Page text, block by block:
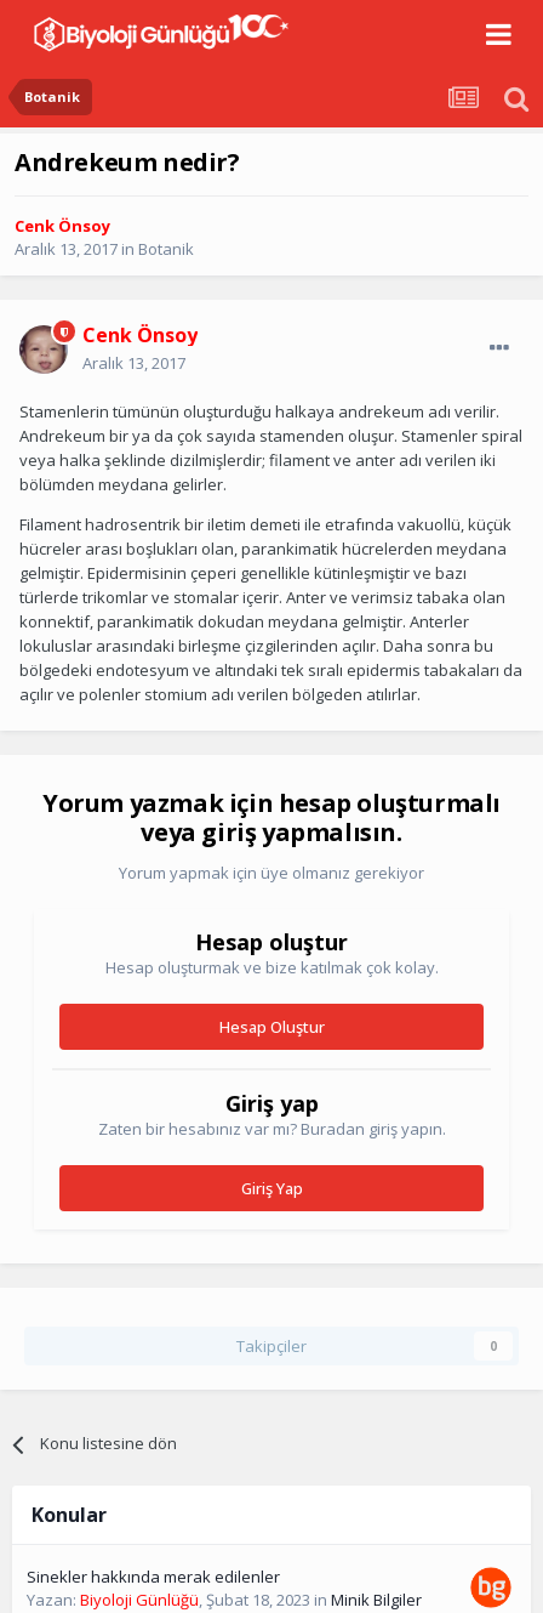
Botanik
Andrekeum nedir?
Cenk Önsoy
Aralık 13, 2017 in Botanik
Cenk Önsoy
Aralık 13, 2017
Stamenlerin tümünün oluşturduğu halkaya andrekeum adı verilir.
Andrekeum bir ya da çok sayıda stamenden oluşur. Stamenler spiral
veya halka şeklinde dizilmişlerdir; filament ve anter adı verilen iki
bölümden meydana gelirler.
Filament hadrosentrik bir iletim demeti ile etrafında vakuollü, küçük
hücreler arası boşlukları olan, parankimatik hücrelerden meydana
gelmiştir. Epidermisinin çeperi genellikle kütinleşmiştir ve bazı
türlerde trikomlar ve stomalar içerir. Anter ve verimsiz tabaka olan
konnektif, parankimatik dokudan meydana gelmiştir. Anterler
lokuluslar arasındaki birleşme çizgilerinden açılır. Daha sonra bu
bölgedeki endotesyum ve altındaki tek sıralı epidermis tabakaları da
açılır ve polenler stomium adı verilen bölgeden atılırlar.
Yorum yazmak için hesap oluşturmalı
veya giriş yapmalısın.
Yorum yapmak için üye olmanız gerekiyor
Hesap oluştur
Hesap oluşturmak ve bize katılmak çok kolay.
Hesap Oluştur
Giriş yap
Zaten bir hesabınız var mı? Buradan giriş yapın.
Giriş Yap
Takipçiler 0
Konu listesine dön
Konular
Sinekler hakkında merak edilenler
Yazan: Biyoloji Günlüğü,Şubat 18, 2023 in Minik Bilgiler